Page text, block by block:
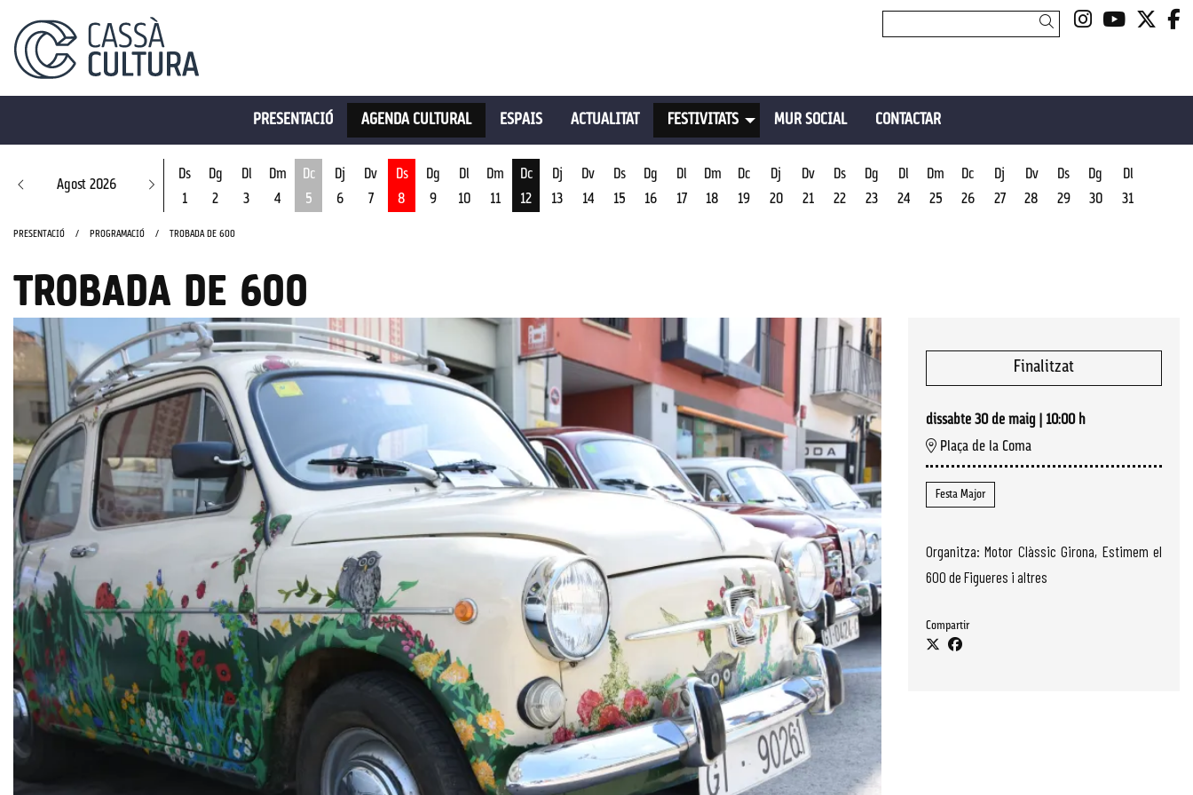
Link aLink a
Cercar
PRESENTACIÓ AGENDA CULTURAL ESPAIS ACTUALITAT FESTIVITATS MUR SOCIAL CONTACTAR
Agost 2026
Ds
1
Dg
2
Dl
3
Dm
4
Dc
5
Dj
6
Dv
7
Ds
8
Dg
9
Dl
10
Dm
11
Dc
12
Dj
13
Dv
14
Ds
15
Dg
16
Dl
17
Dm
18
Dc
19
Dj
20
Dv
21
Ds
22
Dg
23
Dl
24
Dm
25
Dc
26
Dj
27
Dv
28
Ds
29
Dg
30
Dl
31
PRESENTACIÓ PROGRAMACIÓ TROBADA DE 600
TROBADA DE 600
Finalitzat
dissabte 30 de maig
10:00 h
Plaça de la Coma
Festa Major
Organitza: Motor Clàssic Girona, Estimem el
600 de Figueres i altres
Compartir